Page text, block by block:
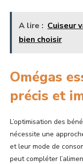
A lire : Cuiseur
bien choisir
Omégas
précis et
L’optimisation des
nécessite une
et leur mode de
peut compléter